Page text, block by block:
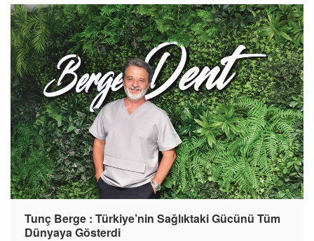
Tunç Berge : Türkiye’nin Sağlıktaki Gücünü Tüm
Dünyaya Gösterdi